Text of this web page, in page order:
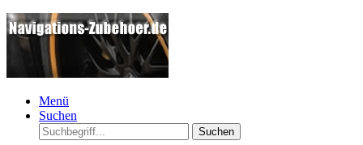
Menü
Suchen
Suchen